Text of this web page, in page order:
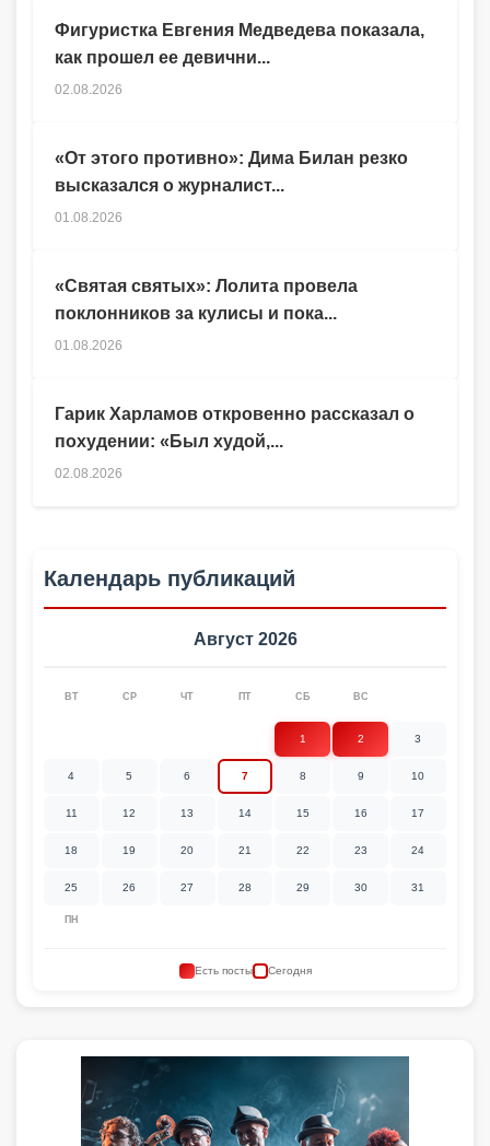
Гарик Харламов откровенно рассказал о
похудении: «Был худой,...
02.08.2026
Фигуристка Евгения Медведева показала,
как прошел ее девични...
02.08.2026
«От этого противно»: Дима Билан резко
высказался о журналист...
01.08.2026
«Святая святых»: Лолита провела
поклонников за кулисы и пока...
01.08.2026
Календарь публикаций
Август 2026
ПН
ВТ СР ЧТ ПТ СБ ВС
1 2 3
4 5 6 7 8 9 10
11 12 13 14 15 16 17
18 19 20 21 22 23 24
25 26 27 28 29 30 31
Есть посты Сегодня